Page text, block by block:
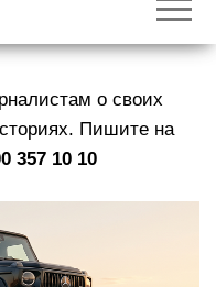
к
р
о своих
Пишите на
357 10 10